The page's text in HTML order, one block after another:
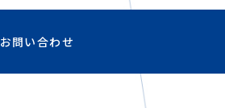
お問い合わせ